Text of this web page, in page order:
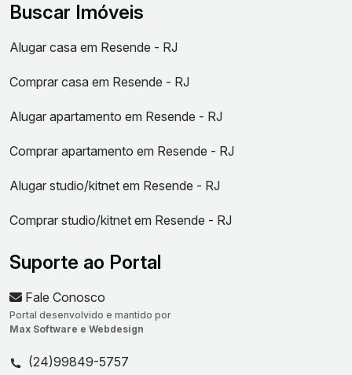
Buscar Imóveis
Alugar casa em Resende - RJ
Comprar casa em Resende - RJ
Alugar apartamento em Resende - RJ
Comprar apartamento em Resende - RJ
Alugar studio/kitnet em Resende - RJ
Comprar studio/kitnet em Resende - RJ
Suporte ao Portal
Fale Conosco
Portal desenvolvido e mantido por
Max Software e Webdesign
(24)99849-5757